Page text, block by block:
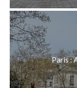
Paris :